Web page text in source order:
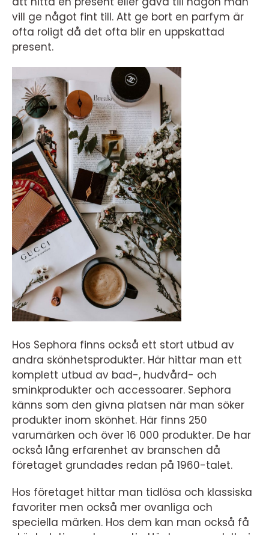
vill ge något fint till. Att ge bort en parfym är
ofta roligt då det ofta blir en uppskattad
present.
Hos Sephora finns också ett stort utbud av
andra skönhetsprodukter. Här hittar man ett
komplett utbud av bad-, hudvård- och
sminkprodukter och accessoarer. Sephora
känns som den givna platsen när man söker
produkter inom skönhet. Här finns 250
varumärken och över 16 000 produkter. De har
också lång erfarenhet av branschen då
företaget grundades redan på 1960-talet.
Hos företaget hittar man tidlösa och klassiska
favoriter men också mer ovanliga och
speciella märken. Hos dem kan man också få